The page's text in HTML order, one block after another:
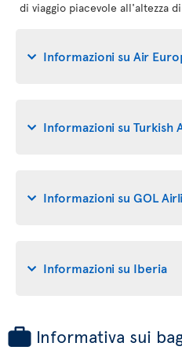
di viaggio piacevole all'altezza
Informazioni su Air
Informazioni su Turkish
Informazioni su GOL
Informazioni su Iberia
Informativa sui